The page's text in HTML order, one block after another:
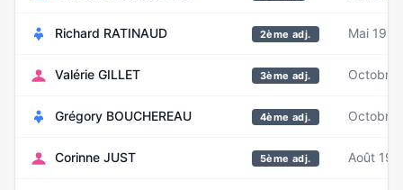
Richard RATINAUD 2ème adj. Mai 1954
Valérie GILLET 3ème adj. Octobre
Grégory BOUCHEREAU 4ème adj. Octobre
Corinne JUST 5ème adj. Août